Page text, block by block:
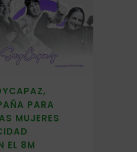
PARA
MUJERES
EL 8M